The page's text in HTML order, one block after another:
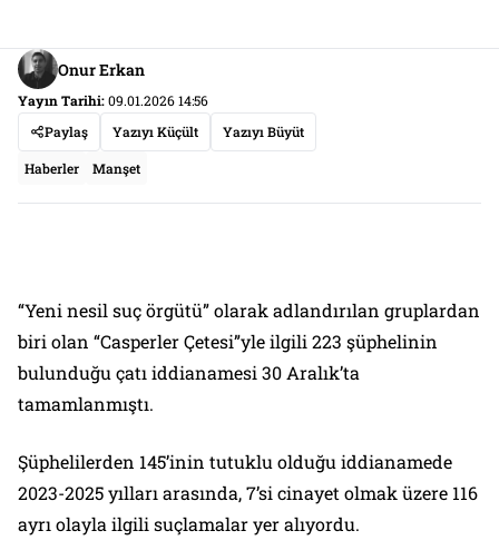
Onur Erkan
Yayın Tarihi:09.01.2026 14:56
Paylaş
Yazıyı Küçült Yazıyı Büyüt
Haberler Manşet
“Yeni nesil suç örgütü” olarak adlandırılan gruplardan
biri olan “Casperler Çetesi”yle ilgili 223 şüphelinin
bulunduğu çatı iddianamesi 30 Aralık’ta
tamamlanmıştı.
Şüphelilerden 145’inin tutuklu olduğu iddianamede
2023-2025 yılları arasında, 7’si cinayet olmak üzere 116
ayrı olayla ilgili suçlamalar yer alıyordu.